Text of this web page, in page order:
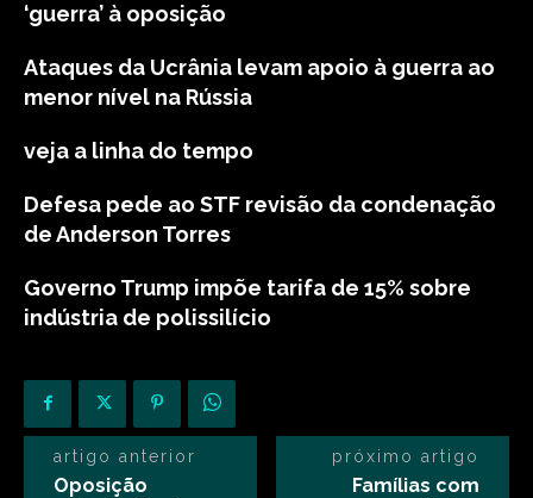
‘guerra’ à oposição
Ataques da Ucrânia levam apoio à guerra ao
menor nível na Rússia
veja a linha do tempo
Defesa pede ao STF revisão da condenação
de Anderson Torres
Governo Trump impõe tarifa de 15% sobre
indústria de polissilício
artigo anterior
Oposição
próximo artigo
Famílias com